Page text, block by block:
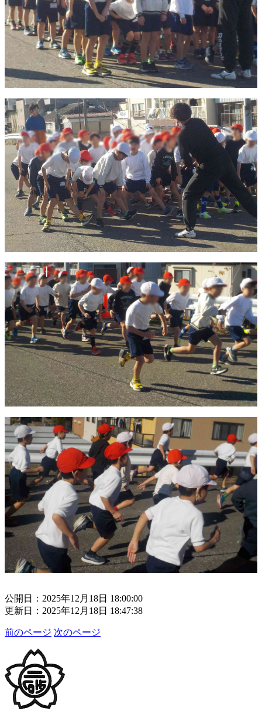
公開日：2025年12月18日 18:00:00
更新日：2025年12月18日 18:47:38
前のページ 次のページ